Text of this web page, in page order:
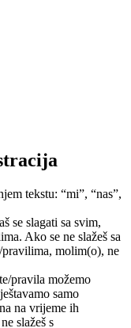
tekstu: “mi”, “nas”,
se slagati sa svim,
Ako se ne slažeš sa
molim(o), ne
pravila možemo
samo
na vrijeme ih
slažeš s